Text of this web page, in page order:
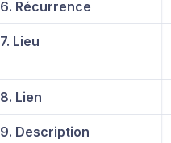
6. Récurrence
7. Lieu
8. Lien
9. Description